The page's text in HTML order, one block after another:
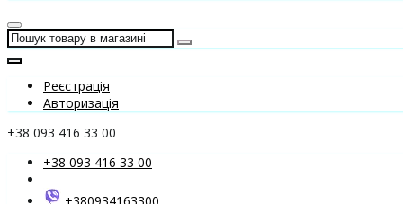
Реєстрація
Авторизація
+38 093 416 33 00
+38 093 416 33 00